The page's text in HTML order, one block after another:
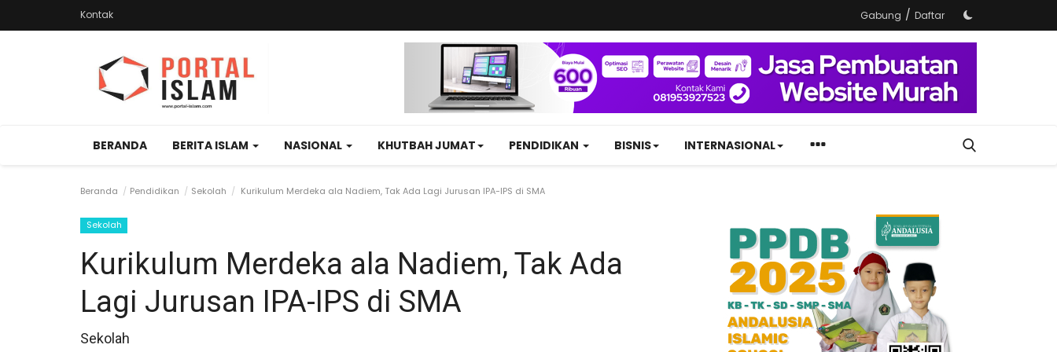
Kontak Gabung / Daftar
BERANDA BERITA ISLAM NASIONAL KHUTBAH JUMAT PENDIDIKAN BISNIS INTERNASIONAL
Beranda Pendidikan Sekolah Kurikulum Merdeka ala Nadiem, Tak Ada Lagi Jurusan IPA-IPS di SMA
Sekolah
Kurikulum Merdeka ala Nadiem, Tak Ada
Lagi Jurusan IPA-IPS di SMA
Sekolah